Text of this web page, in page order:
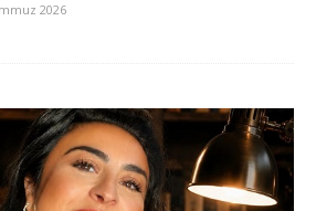
2026